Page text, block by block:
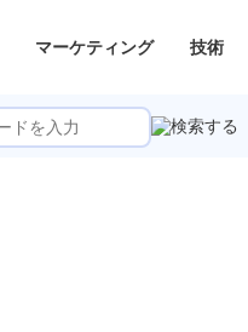
マーケティング 技術